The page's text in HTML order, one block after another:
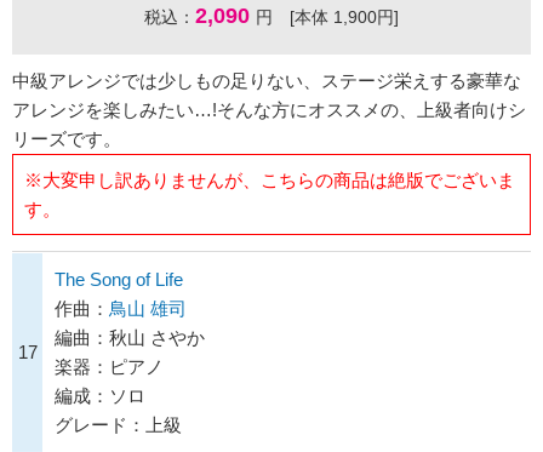
税込： 2,090 円 [本体 1,900円]
中級アレンジでは少しもの足りない、ステージ栄えする豪華な
アレンジを楽しみたい…!そんな方にオススメの、上級者向けシ
リーズです。
※大変申し訳ありませんが、こちらの商品は絶版でございま
す。
17
The Song of Life
作曲： 鳥山 雄司
編曲：秋山 さやか
楽器：ピアノ
編成：ソロ
グレード：上級